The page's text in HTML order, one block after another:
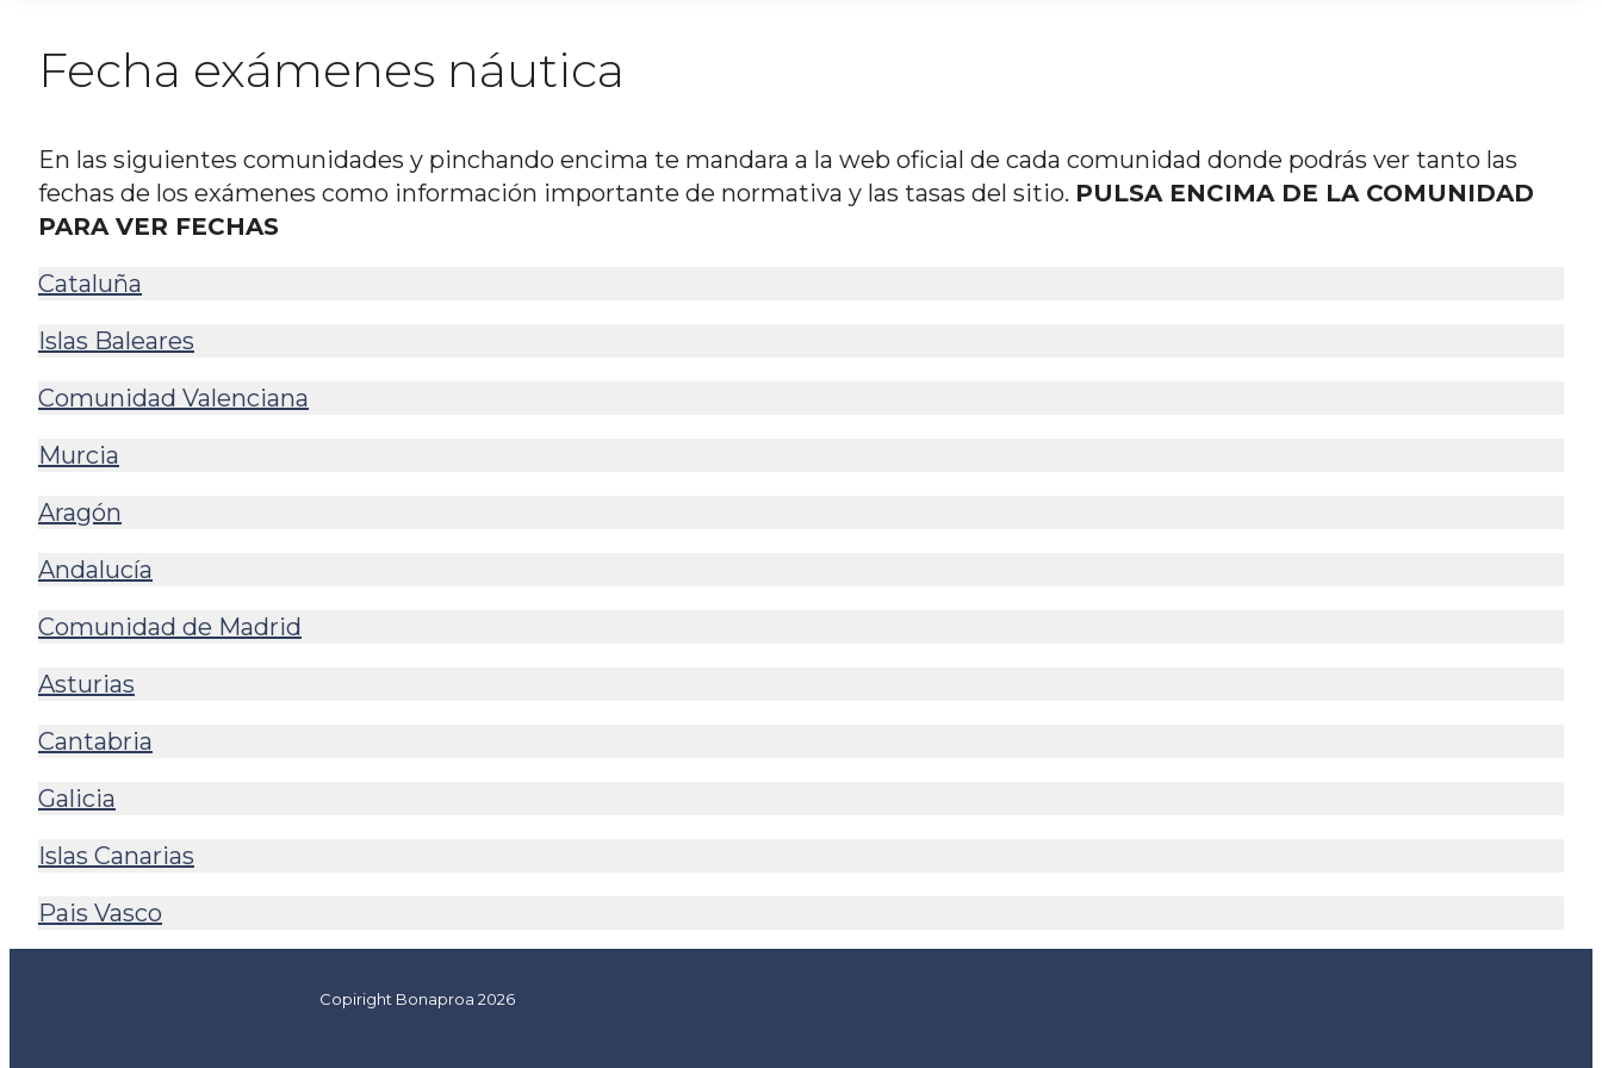
Fecha exámenes náutica
En las siguientes comunidades y pinchando encima te mandara a la web oficial de cada comunidad donde podrás ver tanto las
fechas de los exámenes como información importante de normativa y las tasas del sitio. PULSA ENCIMA DE LA COMUNIDAD
PARA VER FECHAS
Cataluña
Islas Baleares
Comunidad Valenciana
Murcia
Aragón
Andalucía
Comunidad de Madrid
Asturias
Cantabria
Galicia
Islas Canarias
Pais Vasco
Copiright Bonaproa 2026